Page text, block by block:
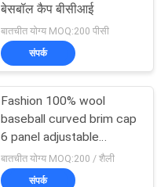
बेसबॉल कैप बीसीआई
बातचीत योग्य MOQ:200 पीसी
संपर्क
Fashion 100% wool
baseball curved brim cap
6 panel adjustable
baseball hat
बातचीत योग्य MOQ:200 / शैली
संपर्क